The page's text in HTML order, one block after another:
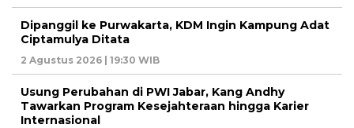
Dipanggil ke Purwakarta, KDM Ingin Kampung Adat
Ciptamulya Ditata
2 Agustus 2026 | 19:30 WIB
Usung Perubahan di PWI Jabar, Kang Andhy
Tawarkan Program Kesejahteraan hingga Karier
Internasional